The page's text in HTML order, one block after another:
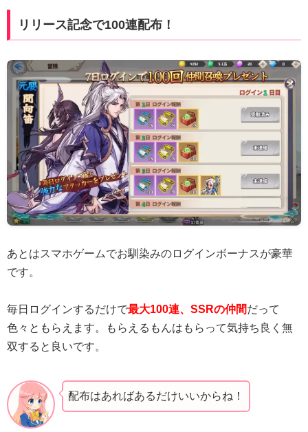
リリース記念で100連配布！
あとはスマホゲームでお馴染みのログインボーナスが豪華
です。
毎日ログインするだけで最大100連、SSRの仲間だって
色々ともらえます。もらえるもんはもらって気持ち良く無
双すると良いです。
配布はあればあるだけいいからね！